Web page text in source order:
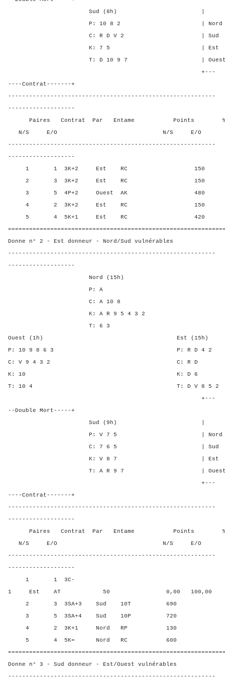
Sud (8h) | SA P C
P: 10 8 2 | Nord - -
C: R D V 2 | Sud -
K: 7 5 | Est 3 3 1
T: D 10 9 7 | Ouest 3 3
+---
----Contrat-------+
-----------------------------------------------------------
-------------------
Paires Contrat Par Entame Points %
N/S E/O N/S E/O N/
-----------------------------------------------------------
-------------------
1 1 3K+2 Est RC 150
2 3 3K+2 Est RC 150
3 5 4P+2 Ouest AK 480
4 2 3K+2 Est RC 150
5 4 5K+1 Est RC 420
Donne n° 2 - Est donneur - Nord/Sud vulnérables
-----------------------------------------------------------
-------------------
Nord (15h)
P: A
C: A 10 8
K: A R 9 5 4 3 2
T: 6 3
Ouest (1h) Est (15h)
P: 10 9 8 6 3 P: R D
C: V 9 4 3 2 C:
K: 10 K: D
T: 10 4 T: D V 8
+---
--Double Mort-----+
Sud (9h) | SA P C
P: V 7 5 | Nord 6 -
C: 7 6 5 | Sud 6 -
K: V 8 7 | Est - 1
T: A R 9 7 | Ouest -
+---
----Contrat-------+
-----------------------------------------------------------
-------------------
Paires Contrat Par Entame Points %
N/S E/O N/S E/O N/
-----------------------------------------------------------
-------------------
1 1 3C-
1 Est AT 50 0,00 100,00
2 3 3SA+3 Sud 10T 690
3 5 3SA+4 Sud 10P 720
4 2 3K+1 Nord RP 130
5 4 5K= Nord RC 600
Donne n° 3 - Sud donneur - Est/Ouest vulnérables
-----------------------------------------------------------